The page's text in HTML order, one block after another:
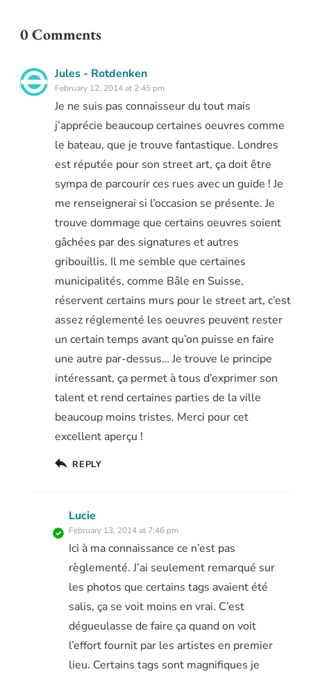
0 Comments
Jules - Rotdenken
February 12, 2014 at 2:45 pm
Je ne suis pas connaisseur du tout mais
j’apprécie beaucoup certaines oeuvres comme
le bateau, que je trouve fantastique. Londres
est réputée pour son street art, ça doit être
sympa de parcourir ces rues avec un guide ! Je
me renseignerai si l’occasion se présente. Je
trouve dommage que certains oeuvres soient
gâchées par des signatures et autres
gribouillis. Il me semble que certaines
municipalités, comme Bâle en Suisse,
réservent certains murs pour le street art, c’est
assez réglementé les oeuvres peuvent rester
un certain temps avant qu’on puisse en faire
une autre par-dessus… Je trouve le principe
intéressant, ça permet à tous d’exprimer son
talent et rend certaines parties de la ville
beaucoup moins tristes. Merci pour cet
excellent aperçu !
REPLY
Lucie
February 13, 2014 at 7:46 pm
Ici à ma connaissance ce n’est pas
règlementé. J’ai seulement remarqué sur
les photos que certains tags avaient été
salis, ça se voit moins en vrai. C’est
dégueulasse de faire ça quand on voit
l’effort fournit par les artistes en premier
lieu. Certains tags sont magnifiques je